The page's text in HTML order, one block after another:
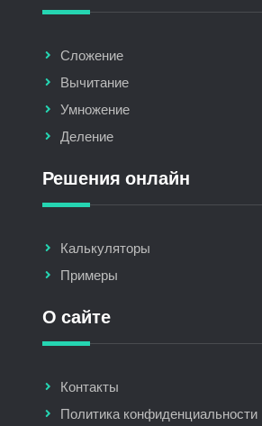
Сложение
Вычитание
Умножение
Деление
Решения онлайн
Калькуляторы
Примеры
О сайте
Контакты
Политика конфиденциальности